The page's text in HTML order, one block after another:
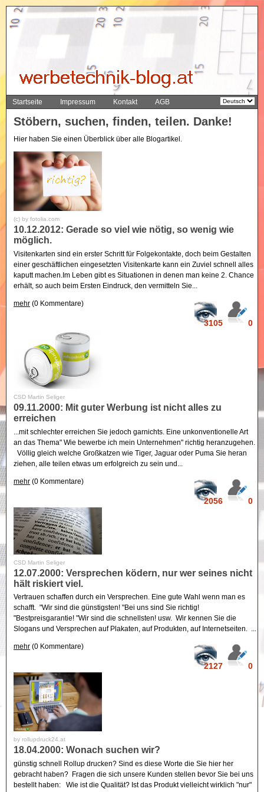
Startseite Impressum Kontakt AGB
Stöbern, suchen, finden, teilen. Danke!
Hier haben Sie einen Überblick über alle Blogartikel.
(c) by fotolia.com
10.12.2012: Gerade so viel wie nötig, so wenig wie
möglich.
Visitenkarten sind ein erster Schritt für Folgekontakte, doch beim Gestalten
einer geschäftlichen eingesetzten Visitenkarte kann ein Zuviel schnell alles
kaputt machen.Im Leben gibt es Situationen in denen man keine 2. Chance
erhält, so auch beim Ersten Eindruck, den vermitteln Sie...
3105 0
mehr (0 Kommentare)
CSD Martin Seliger
09.11.2000: Mit guter Werbung ist nicht alles zu
erreichen
...mit schlechter erreichen Sie jedoch garnichts. Eine unkonventionelle Art
an das Thema" Wie bewerbe ich mein Unternehmen" richtig heranzugehen.
Völlig gleich welche Großkatzen wie Tiger, Jaguar oder Puma Sie heran
ziehen, alle teilen etwas um erfolgreich zu sein und...
2056 0
mehr (0 Kommentare)
CSD Martin Seliger
12.07.2000: Versprechen ködern, nur wer seines nicht
hält riskiert viel.
Vertrauen schaffen durch ein Versprechen. Eine gute Wahl wenn man es
schafft. "Wir sind die günstigsten! "Bei uns sind Sie richtig!
"Bestpreisgarantie! "Wir sind die schnellsten! usw. Wir kennen Sie die
Slogans und Versprechen auf Plakaten, auf Produkten, auf Internetseiten. ...
2127 0
mehr (0 Kommentare)
by rollupdruck24.at
18.04.2000: Wonach suchen wir?
günstig schnell Rollup drucken? Sind es diese Worte die Sie hier her
gebracht haben? Fragen die sich unsere Kunden stellen bevor Sie bei uns
bestellt haben: Wie ist die Qualität? Ist das Produkt vielleicht wirklich "nur"